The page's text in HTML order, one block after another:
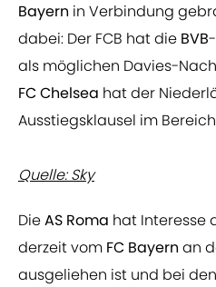
Bayern in Verbindung
dabei: Der FCB hat die BVB
als möglichen Davies-
FC Chelsea hat der
Ausstiegsklausel im
Quelle: Sky
DieAS Roma hat Interesse
derzeit vom FC Bayern an
ausgeliehen ist und bei